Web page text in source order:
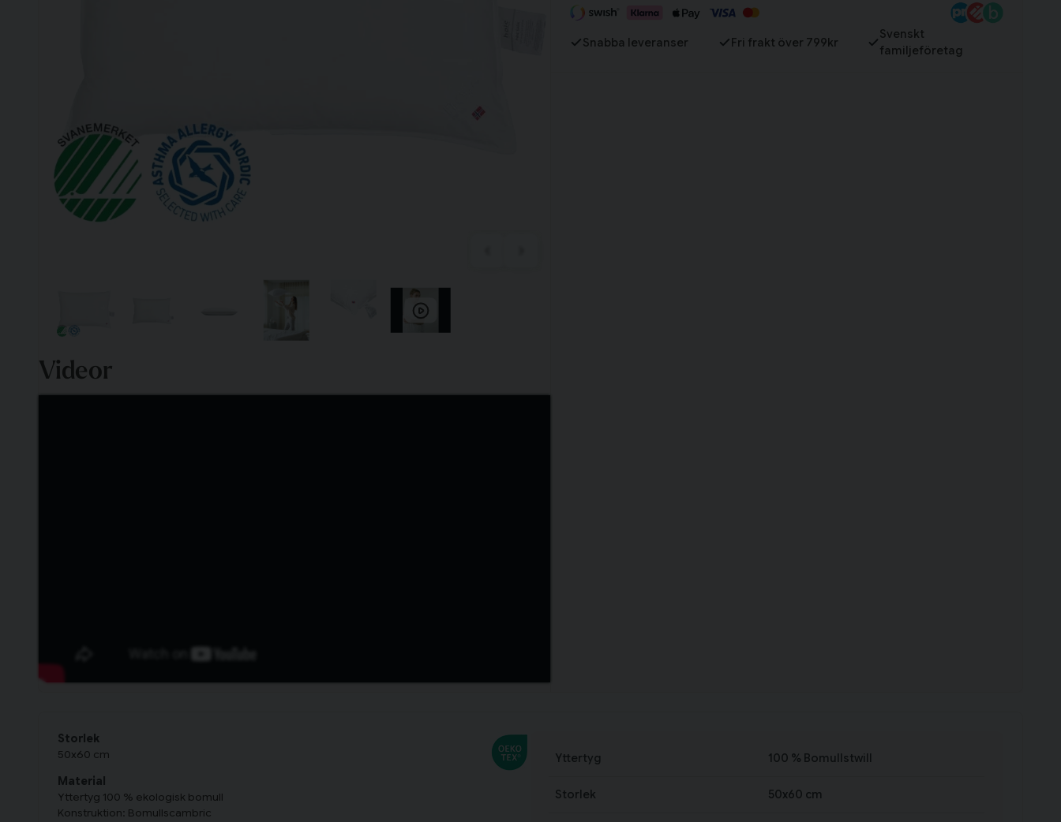
Videor
Snabba leveranser Fri frakt över 799kr
Svenskt
familjeföretag
Storlek
50x60 cm
Material
Yttertyg 100 % ekologisk bomull
Konstruktion: Bomullscambric
Yttertyg 100 % Bomullstwill
Storlek 50x60 cm
Fortsätt handla Till varukorg